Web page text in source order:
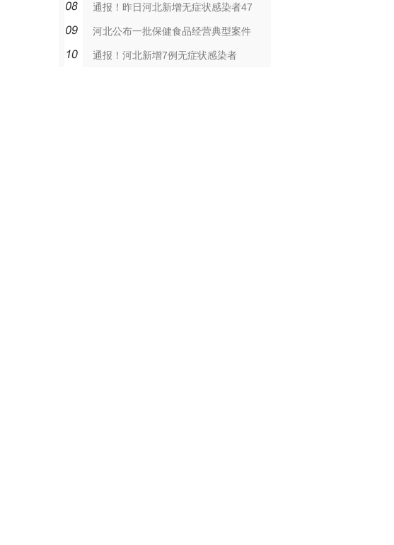
通报！昨日河北新增无症状感染者47
河北公布一批保健食品经营典型案件
通报！河北新增7例无症状感染者